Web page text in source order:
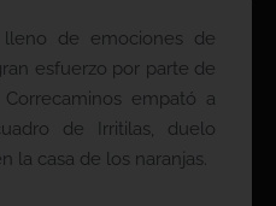
de emociones de
esfuerzo por parte de
empató a
de Irritilas, duelo
la casa de los naranjas.